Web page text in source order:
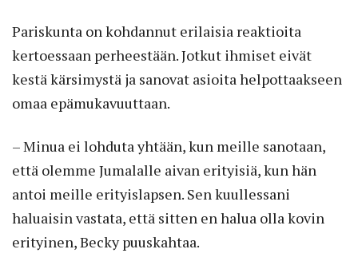
Pariskunta on kohdannut erilaisia reak­tioita
kertoessaan perheestään. Jotkut ihmiset eivät
kestä kärsimystä ja sanovat asioita helpottaakseen
omaa epämukavuuttaan.
– Minua ei lohduta yhtään, kun meille sanotaan,
että olemme Jumalalle aivan erityisiä, kun hän
antoi meille erityislapsen. Sen kuullessani
haluaisin vastata, että sitten en halua olla kovin
erityinen, Becky puuskahtaa.